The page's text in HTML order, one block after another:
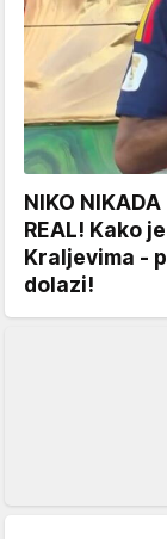
NIKO
REAL! Kako
Kraljevima -
dolazi!